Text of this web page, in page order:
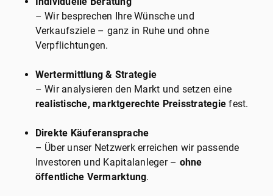
– Wir besprechen Ihre Wünsche und
Verkaufsziele – ganz in Ruhe und ohne
Verpflichtungen.
Wertermittlung & Strategie
– Wir analysieren den Markt und setzen eine
realistische, marktgerechte Preisstrategie fest.
Direkte Käuferansprache
– Über unser Netzwerk erreichen wir passende
Investoren und Kapitalanleger – ohne
öffentliche Vermarktung.